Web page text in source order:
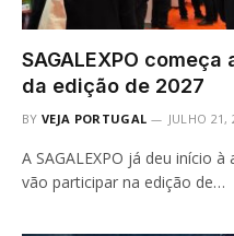
SAGALEXPO
da edição de 2027
BY VEJA PORTUGAL JULHO 21,
A SAGALEXPO já deu início
vão participar na edição de…